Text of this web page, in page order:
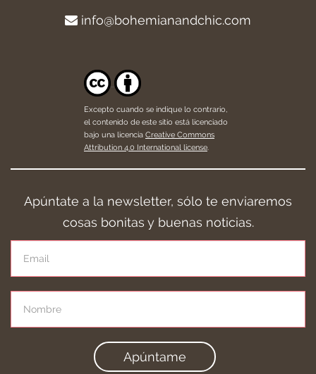
info@bohemianandchic.com
Excepto cuando se indique lo contrario,
el contenido de este sitio está licenciado
bajo una licencia Creative Commons
Attribution 4.0 International license.
Apúntate a la newsletter, sólo te enviaremos
cosas bonitas y buenas noticias.
Apúntame